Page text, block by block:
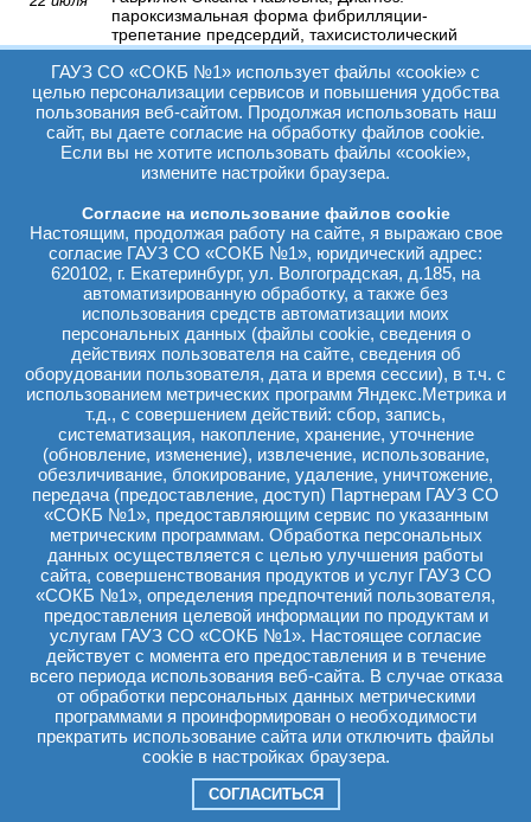
пароксизмальная форма фибрилляции-
трепетание предсердий, тахисистолический
вариант. Показано хирургическое лечение - РЧА
аритмогенных зон, записана на 02.04.2026 г..
Операция была отменена в связи с отсутствием
необходимых расходных материалов для ее
проведения и перенесена на неопределенный
срок. В данный момент мы не можем добиться
никакого ответа о сроках проведения операции.
Подскажите как нам попасть на операцию в
ближайшее время ? Так как очередь наша подошла
еще 3 месяца назад (02.04.2026)
Павловна! Сообщаем, что данная ситуация
отделением Кольчугиной С. В.
Необходимо будет повторить общий
Остальные сданные Вами анализы и результаты
В день госпитализации просим Вас прибыть в
9:00 и обратиться к администратору. При себе
и копия)
документы;
которое предварительно
врача по месту жительства.
ГАУЗ СО "СОКБ №1"
12 3 4 ...536 537 следующая страница→
ГАУЗ СО «СОКБ №1» использует файлы «cookie» с
целью персонализации сервисов и повышения удобства
пользования веб-сайтом. Продолжая использовать наш
сайт, вы даете согласие на обработку файлов cookie.
Если вы не хотите использовать файлы «cookie»,
измените настройки браузера.
Согласие на использование файлов cookie
Настоящим, продолжая работу на сайте, я выражаю свое
согласие ГАУЗ СО «СОКБ №1», юридический адрес:
620102, г. Екатеринбург, ул. Волгоградская, д.185, на
автоматизированную обработку, а также без
использования средств автоматизации моих
персональных данных (файлы cookie, сведения о
действиях пользователя на сайте, сведения об
оборудовании пользователя, дата и время сессии), в т.ч. с
использованием метрических программ Яндекс.Метрика и
т.д., с совершением действий: сбор, запись,
систематизация, накопление, хранение, уточнение
(обновление, изменение), извлечение, использование,
обезличивание, блокирование, удаление, уничтожение,
передача (предоставление, доступ) Партнерам ГАУЗ СО
«СОКБ №1», предоставляющим сервис по указанным
метрическим программам. Обработка персональных
данных осуществляется с целью улучшения работы
сайта, совершенствования продуктов и услуг ГАУЗ СО
«СОКБ №1», определения предпочтений пользователя,
предоставления целевой информации по продуктам и
услугам ГАУЗ СО «СОКБ №1». Настоящее согласие
действует с момента его предоставления и в течение
всего периода использования веб-сайта. В случае отказа
от обработки персональных данных метрическими
программами я проинформирован о необходимости
прекратить использование сайта или отключить файлы
cookie в настройках браузера.
СОГЛАСИТЬСЯ